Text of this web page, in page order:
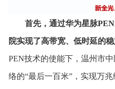
首先，通过华为星脉PEN
院实现了高带宽、低时延的稳
PEN技术的使能下，温州市
络的“最后一百米”，实现万